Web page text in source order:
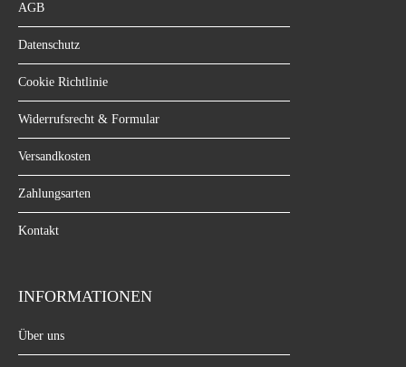
AGB
Datenschutz
Cookie Richtlinie
Widerrufsrecht & Formular
Versandkosten
Zahlungsarten
Kontakt
INFORMATIONEN
Über uns